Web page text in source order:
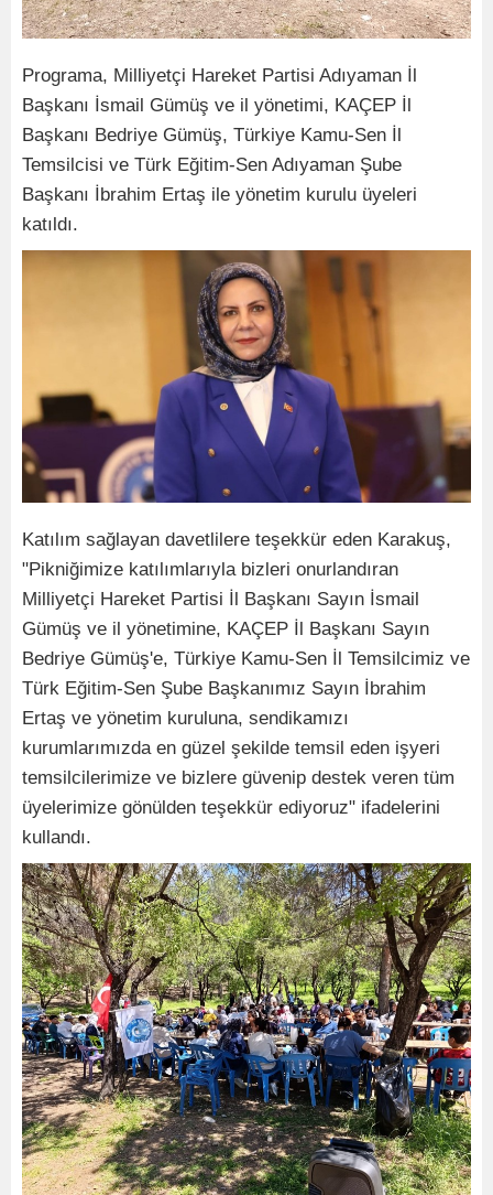
Programa, Milliyetçi Hareket Partisi Adıyaman İl
Başkanı İsmail Gümüş ve il yönetimi, KAÇEP İl
Başkanı Bedriye Gümüş, Türkiye Kamu-Sen İl
Temsilcisi ve Türk Eğitim-Sen Adıyaman Şube
Başkanı İbrahim Ertaş ile yönetim kurulu üyeleri
katıldı.
Katılım sağlayan davetlilere teşekkür eden Karakuş,
"Pikniğimize katılımlarıyla bizleri onurlandıran
Milliyetçi Hareket Partisi İl Başkanı Sayın İsmail
Gümüş ve il yönetimine, KAÇEP İl Başkanı Sayın
Bedriye Gümüş'e, Türkiye Kamu-Sen İl Temsilcimiz ve
Türk Eğitim-Sen Şube Başkanımız Sayın İbrahim
Ertaş ve yönetim kuruluna, sendikamızı
kurumlarımızda en güzel şekilde temsil eden işyeri
temsilcilerimize ve bizlere güvenip destek veren tüm
üyelerimize gönülden teşekkür ediyoruz" ifadelerini
kullandı.